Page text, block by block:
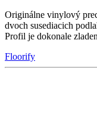
Originálne vinylový
dvoch susediacich
Profil je dokonale
Floorify